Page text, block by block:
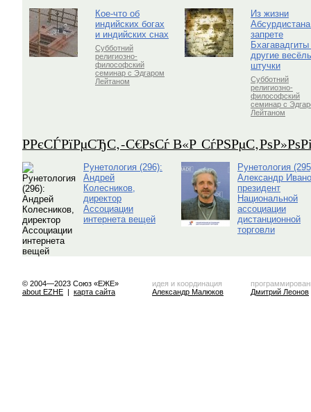
Кое-что об
индийских богах
и индийских снах
Субботний
религиозно-
философский
семинар с Эдгаром
Лейтаном
Из жизни
запрете
Бхагавадгиты
другие
штучки
Субботний
религиозно-
философский
семинар с
Лейтаном
Р­РєСЃРїРµСЂС‚-С€РѕСѓ В«Р
Рунетология (296):
Андрей
Колесников,
директор
Ассоциации
интернета вещей
Рунетология
Александр
президент
Национальной
ассоциации
дистанционной
торговли
© 2004—2023 Союз «ЕЖЕ»
about EZHE | карта сайта
идея и координация
Александр Малюков
Дмитрий Леонов